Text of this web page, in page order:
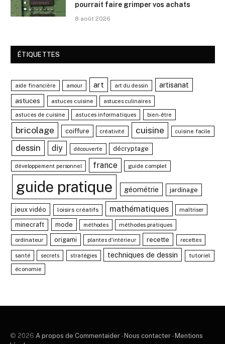
pourrait faire grimper vos achats
8 août 2026
ÉTIQUETTES
aide financière amour art art du dessin artisanat
astuces astuces cuisine astuces culinaires
astuces de cuisine astuces informatiques bien-être
bricolage coiffure créativité cuisine cuisine facile
dessin diy découverte décryptage
développement personnel france guide complet
guide pratique géométrie jardinage
jeux vidéo loisirs créatifs mathématiques maîtriser
minecraft mode méthodes méthodes pratiques
ordinateur origami plantes d'intérieur recette recettes
santé secrets stratégies techniques de dessin
tutoriel
économie
© 2026 A propos de Commentaider - Nous contacter - Mentions